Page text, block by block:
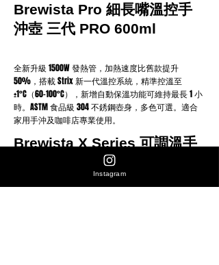
Brewista Pro 細長嘴溫控手
沖壺 三代 PRO 600ml
全新升級 1500W 發熱管，加熱速度比舊款提升
50%，搭載 Strix 新一代溫控系統，精準控溫至
±1°C（60–100°C），新增自動保溫功能可維持最長 1 小
時。ASTM 食品級 304 不銹鋼壺身，多色可選。適合
家用手沖及咖啡店專業使用。
Brewista X Series 可調溫手
全新線條設計，弧形鵝頸壺嘴出水更易
Instagram